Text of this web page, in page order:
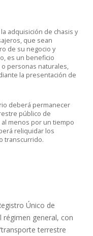
adquisición de chasis y
que sean
de su negocio y
es un beneficio
personas naturales,
la presentación de
deberá permanecer
público de
menos por un tiempo
reliquidar los
transcurrido.
Único de
régimen general, con
terrestre